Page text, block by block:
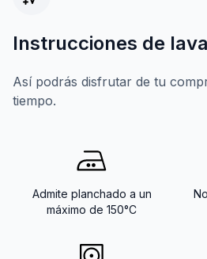
Instrucciones de
Así podrás disfrutar de tu
tiempo.
Admite planchado a un
máximo de 150°C